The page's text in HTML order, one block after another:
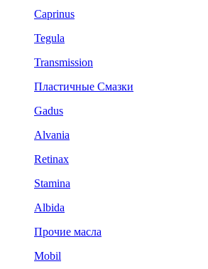
Caprinus
Tegula
Transmission
Пластичные Смазки
Gadus
Alvania
Retinax
Stamina
Albida
Прочие масла
Mobil